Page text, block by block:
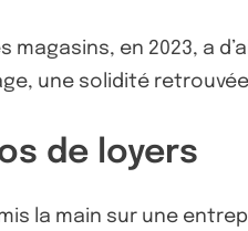
magasins, en 2023, a
une solidité
de loyers
mis la main sur une